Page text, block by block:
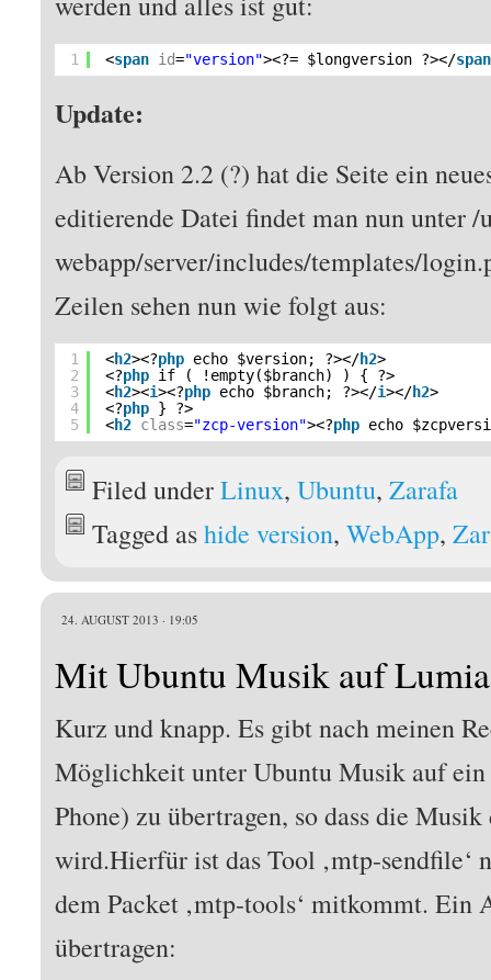
1 <span id="version"><?= $longversion ?></span
Update:
Ab Version 2.2 (?) hat die Seite ein
editierende Datei findet man nun unter /
webapp/server/includes/templates/
Zeilen sehen nun wie folgt aus:
1
2
3
4
5
<h2><?php echo $version; ?></h2>
<?php if ( !empty($branch) ) { ?>
<h2><i><?php echo $branch; ?></i></h2>
<?php } ?>
<h2 class="zcp-version"><?php echo
Filed underLinux,Ubuntu,Zarafa
Tagged ashide version,WebApp,
24. AUGUST 2013 · 19:05
Mit Ubuntu Musik auf
Kurz und knapp. Es gibt nach meinen
Möglichkeit unter Ubuntu Musik auf
Phone) zu übertragen, so dass die
wird.Hierfür ist das Tool ‚mtp-sendfile‘
dem Packet ‚mtp-tools‘ mitkommt.
übertragen: